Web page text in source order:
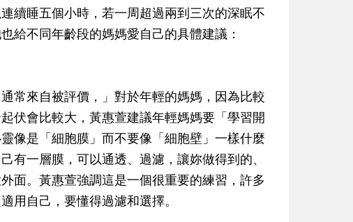
續睡五個小時，若一周超過兩到三次的深眠不
給不同年齡段的媽媽愛自己的具體建議：
常來自被評價，」對於年輕的媽媽，因為比較
伏會比較大，黃惠萱建議年輕媽媽要「學習開
像是「細胞膜」而不要像「細胞壁」一樣什麼
有一層膜，可以通透、過濾，讓妳做得到的、
面。黃惠萱強調這是一個很重要的練習，許多
用自己，要懂得過濾和選擇。